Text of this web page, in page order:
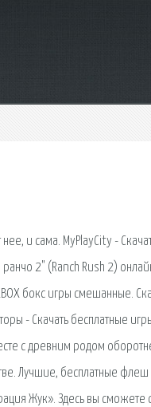
и сама. MyPlayCity -
2" (Ranch Rush 2)
бокс игры смешанные.
- Скачать бесплатные
с древним родом
Лучшие, бесплатные
Жук». Здесь вы сможете